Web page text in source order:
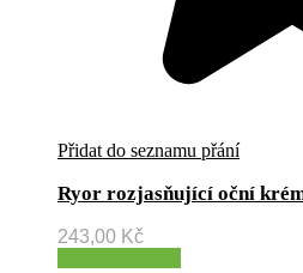
Přidat do seznamu přání
Ryor rozjasňující oční
243,00 Kč